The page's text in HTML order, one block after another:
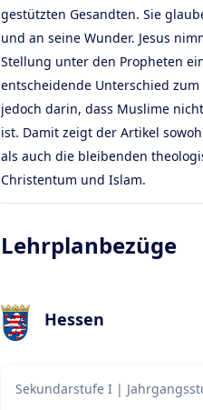
gestützten Gesandten. Sie
und an seine Wunder. Jesus
Stellung unter den Propheten
entscheidende Unterschied
jedoch darin, dass Muslime
ist. Damit zeigt der Artikel
als auch die bleibenden
Christentum und Islam.
Lehrplanbezüge
Hessen
Sekundarstufe I |